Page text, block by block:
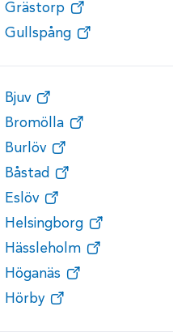
Grästorp
Gullspång
Bjuv
Bromölla
Burlöv
Båstad
Eslöv
Helsingborg
Hässleholm
Höganäs
Hörby